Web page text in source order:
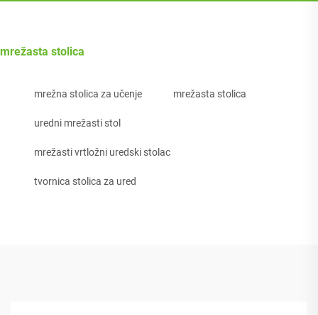
mrežasta stolica
mrežna stolica za učenje mrežasta stolica
uredni mrežasti stol
mrežasti vrtložni uredski stolac
tvornica stolica za ured